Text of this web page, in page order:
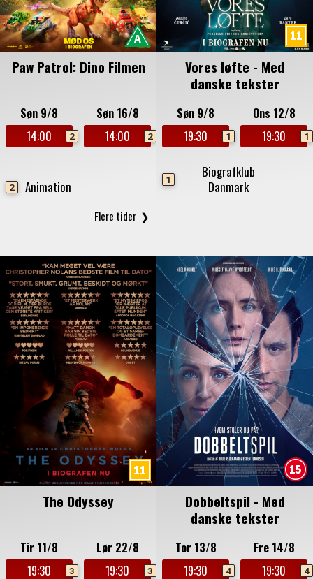
Paw Patrol: Dino Filmen
Søn 9/8
14:00
2
Søn 16/8
14:00
2
2 Animation
Vores løfte - Med
danske tekster
Søn 9/8
19:30
1
Ons 12/8
19:30
1
1
Biografklub
Danmark
The Odyssey
Tir 11/8
19:30
3
Lør 22/8
19:30
3
Dobbeltspil - Med
danske tekster
Tor 13/8
19:30
4
Fre 14/8
19:30
4